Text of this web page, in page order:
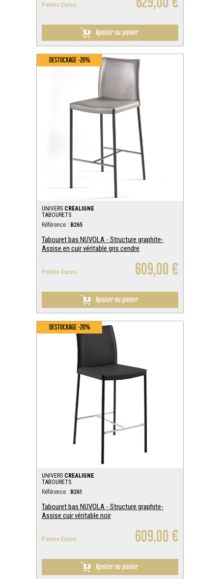
Points Euros
:
Ajouter au panier
DESTOCKAGE -20%
UNIVERS CREALIGNE
TABOURETS
Référence : B265
Tabouret bas NUVOLA - Structure graphite-
Assise en cuir véritable gris cendre
Points Euros
:
609,00 €
Ajouter au panier
DESTOCKAGE -20%
UNIVERS CREALIGNE
TABOURETS
Référence : B261
Tabouret bas NUVOLA - Structure graphite-
Assise cuir véritable noir
Points Euros
:
609,00 €
Ajouter au panier